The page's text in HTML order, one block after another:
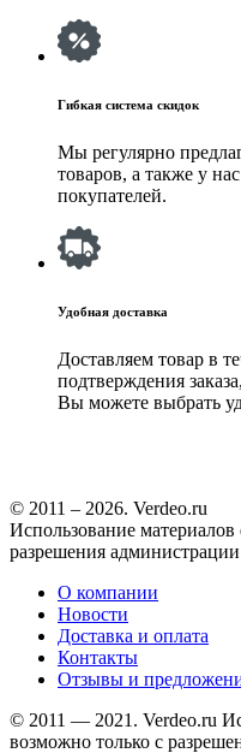
Гибкая система скидок
Мы регулярно
товаров, а также у
покупателей.
Удобная доставка
Доставляем товар в
подтверждения
Вы можете выбрать
© 2011 – 2026. Verdeo.ru
Использование
разрешения администрации
О компании
Новости
Доставка и оплата
Контакты
Отзывы и
© 2011 — 2021. Verdeo.ru
возможно только с